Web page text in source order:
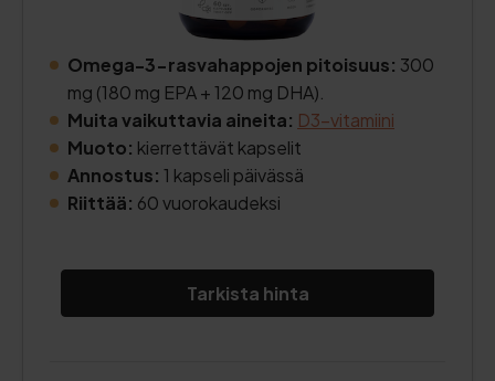
Omega-3-rasvahappojen pitoisuus: 300
mg (180 mg EPA + 120 mg DHA).
Muita vaikuttavia aineita: D3-vitamiini
Muoto: kierrettävät kapselit
Annostus: 1 kapseli päivässä
Riittää: 60 vuorokaudeksi
Tarkista hinta